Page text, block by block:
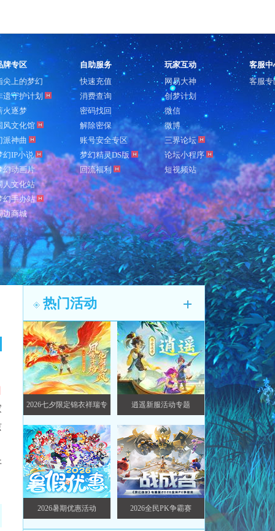
牌专区 自助服务 玩家互动
客服中
尖上的梦幻
遗守护计划
火逐梦
风文化馆
派神曲
幻IP小说
幻动画片
人文化站
幻手办站
边商城
快速充值
消费查询
密码找回
解除密保
账号安全专区
梦幻精灵DS版
回流福利
网易大神
创梦计划
微信
微博
三界论坛
论坛小程序
短视频站
客服专
热门活动
2026七夕限定锦衣祥瑞专
题
逍遥新服活动专题
2026暑期优惠活动 2026全民PK争霸赛